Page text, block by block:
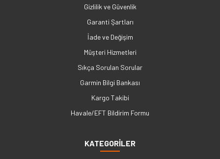
Gizlilik ve Güvenlik
Garanti Şartları
İade ve Değişim
Müşteri Hizmetleri
Sıkça Sorulan Sorular
Garmin Bilgi Bankası
Kargo Takibi
Havale/EFT Bildirim Formu
KATEGORİLER